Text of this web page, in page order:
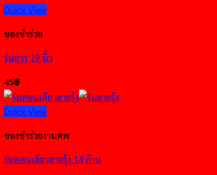
Quick View
ของชำร่วย
ร่มยาว 19 นิ้ว
45฿
Quick View
ของชำร่วยงานศพ
ร่มตอนเดียวสายรุ้ง 14 ก้าน